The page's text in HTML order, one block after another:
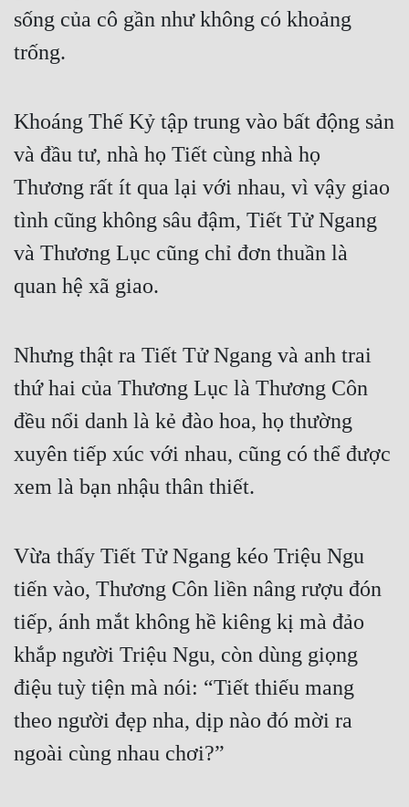
Lịch Sử
Mưu Mô
Mỹ Thực
Ngôn Tình
Ngược
Phương Tây
Phản Phái
Quan Trường
Quân Sự
Sảng Văn
Sủng
Thanh Xuân
Tiên Hiệp
Trinh Thám
Triều Đấu
sống của cô gần như không có khoảng
trống.
Khoáng Thế Kỷ tập trung vào bất động sản
và đầu tư, nhà họ Tiết cùng nhà họ
Thương rất ít qua lại với nhau, vì vậy giao
tình cũng không sâu đậm, Tiết Tử Ngang
và Thương Lục cũng chỉ đơn thuần là
quan hệ xã giao.
Nhưng thật ra Tiết Tử Ngang và anh trai
thứ hai của Thương Lục là Thương Côn
đều nổi danh là kẻ đào hoa, họ thường
xuyên tiếp xúc với nhau, cũng có thể được
xem là bạn nhậu thân thiết.
Vừa thấy Tiết Tử Ngang kéo Triệu Ngu
tiến vào, Thương Côn liền nâng rượu đón
tiếp, ánh mắt không hề kiêng kị mà đảo
khắp người Triệu Ngu, còn dùng giọng
điệu tuỳ tiện mà nói: “Tiết thiếu mang
theo người đẹp nha, dịp nào đó mời ra
ngoài cùng nhau chơi?”